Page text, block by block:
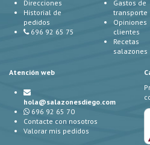
Direcciones
Historial de
pedidos
696 92 65 75
Gastos de
transporte
Opiniones
clientes
Recetas
salazones
Atención web
hola@salazonesdiego.com
696 92 65 70
Contacte con nosotros
Valorar mis pedidos